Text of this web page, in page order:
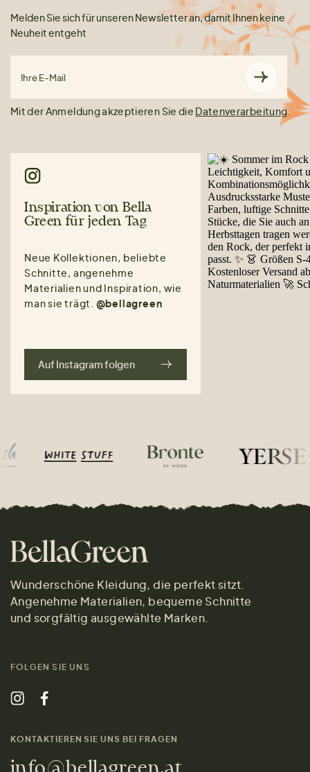
Melden Sie sich für unseren Newsletter an, damit Ihnen keine
Neuheit entgeht
Ihre E-Mail
Mit der Anmeldung akzeptieren Sie die Datenverarbeitung.
Inspiration von Bella
Green für jeden Tag
Neue Kollektionen, beliebte
Schnitte, angenehme
Materialien und Inspiration, wie
man sie trägt. @bellagreen
Auf Instagram folgen
Wunderschöne Kleidung, die perfekt sitzt.
Angenehme Materialien, bequeme Schnitte
und sorgfältig ausgewählte Marken.
FOLGEN SIE UNS
KONTAKTIEREN SIE UNS BEI FRAGEN